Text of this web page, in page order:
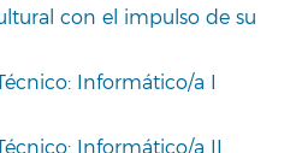
con el impulso de su
Informático/a I